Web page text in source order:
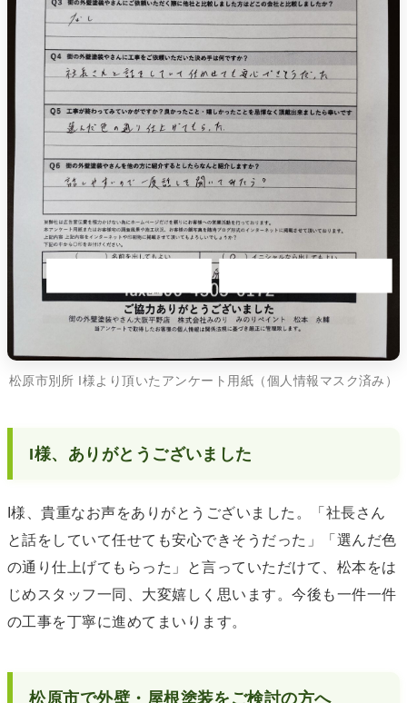
松原市別所 I様より頂いたアンケート用紙（個人情報マスク済み）
I様、ありがとうございました
I様、貴重なお声をありがとうございました。「社長さん
と話をしていて任せても安心できそうだった」「選んだ色
の通り仕上げてもらった」と言っていただけて、松本をは
じめスタッフ一同、大変嬉しく思います。今後も一件一件
の工事を丁寧に進めてまいります。
松原市で外壁・屋根塗装をご検討の方へ